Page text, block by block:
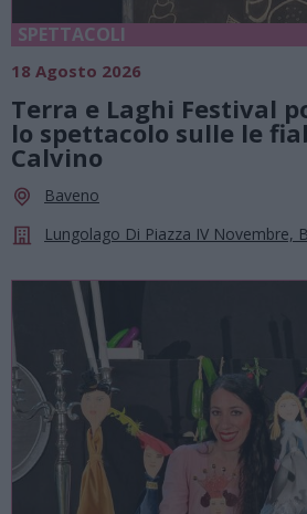
SPETTACOLI
18 Agosto 2026
Terra e Laghi Festival
lo spettacolo sulle le
Calvino
Baveno
Lungolago Di Piazza IV Novembre,